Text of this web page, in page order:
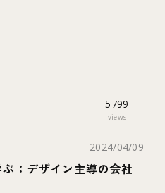
5799
views
2024/04/09
：デザイン主導の会社